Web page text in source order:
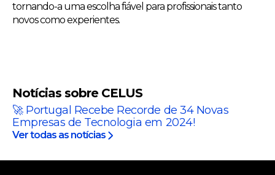
tornando-a uma escolha fiável para profissionais tanto
novos como experientes.
Notícias sobre CELUS
🚀 Portugal Recebe Recorde de 34 Novas
Empresas de Tecnologia em 2024!
Ver todas as notícias